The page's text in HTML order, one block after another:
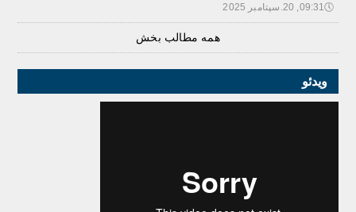
🕔09:31, 20.سپتامبر 2025
همه مطالب بخش
ویدئو